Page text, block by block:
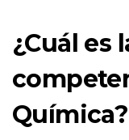
¿Cuál es
Química?